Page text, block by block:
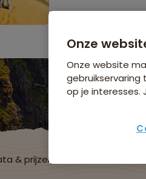
Bijkomende kosten €26,25
& prijzen
Onze
Onze website
op je interesses.